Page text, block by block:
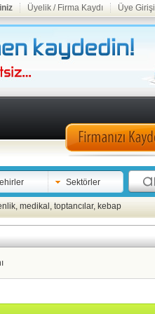
Üyelik / Firma Kaydı Üye Girişi
Sektörler
, medikal , toptancılar, kebap